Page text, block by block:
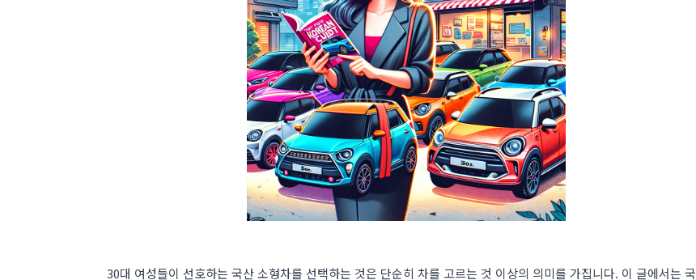
30대 여성들이 선호하는 국산 소형차를 선택하는 것은 단순히 차를 고르는 것 이상의 의미를 가집니다. 이 글에서는 국